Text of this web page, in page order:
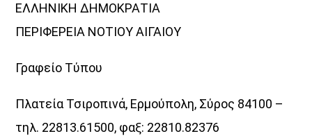
ΕΛΛΗΝΙΚΗ ΔΗΜΟΚΡΑΤΙΑ
ΠΕΡΙΦΕΡΕΙΑ ΝΟΤΙΟΥ ΑΙΓΑΙΟΥ
Γραφείο Τύπου
Πλατεία Τσιροπινά, Ερμούπολη, Σύρος 84100 –
τηλ. 22813.61500, φαξ: 22810.82376